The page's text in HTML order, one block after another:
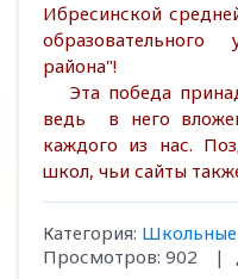
Ибресинской
образовательного
района"!
Эта победа
ведь в него
каждого из нас.
школ, чьи сайты
Категория: Школьные
Просмотров: 902 |